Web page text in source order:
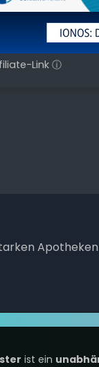
Linkⓘ
Apotheken
ist ein